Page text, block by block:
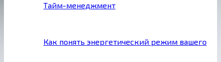
Тайм-менеджмент
Как понять энергетический режим вашего